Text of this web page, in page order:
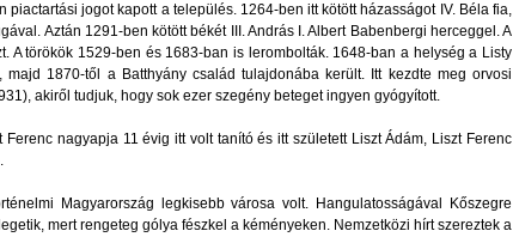
jogot kapott a település. 1264-ben itt kötött házasságot IV. Béla fia,
Aztán 1291-ben kötött békét III. András I. Albert Babenbergi herceggel. A
A törökök 1529-ben és 1683-ban is lerombolták. 1648-ban a helység a Listy
1870-től a Batthyány család tulajdonába került. Itt kezdte meg orvosi
akiről tudjuk, hogy sok ezer szegény beteget ingyen gyógyított.
nagyapja 11 évig itt volt tanító és itt született Liszt Ádám, Liszt Ferenc
Magyarország legkisebb városa volt. Hangulatosságával Kőszegre
mert rengeteg gólya fészkel a kéményeken. Nemzetközi hírt szereztek a